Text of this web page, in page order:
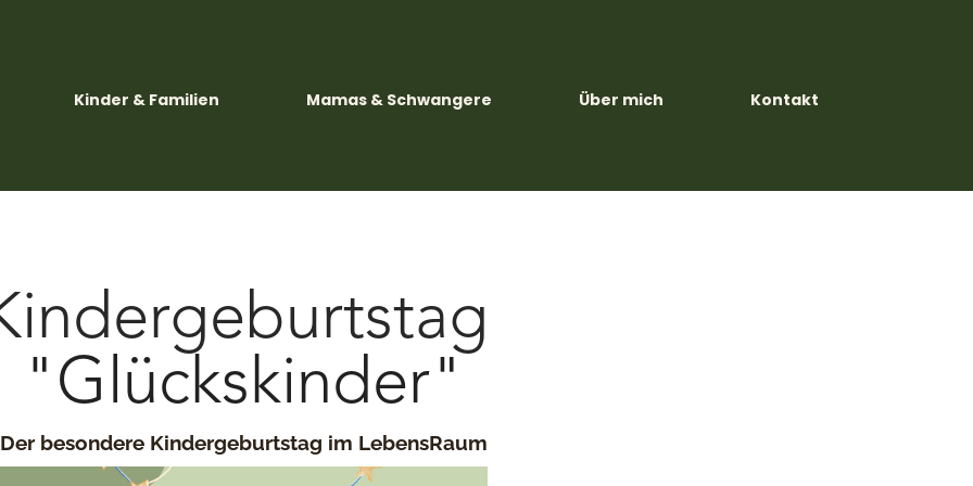
Kinder & Familien Mamas & Schwangere Über mich Kontakt
"Glückskinder"
Der besondere Kindergeburtstag im LebensRaum